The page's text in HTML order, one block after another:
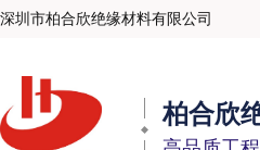
深圳市柏合欣绝缘材料有限公司
柏合欣